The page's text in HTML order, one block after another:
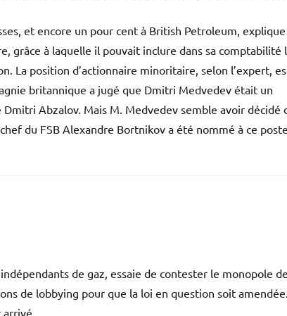
et encore un pour cent à British Petroleum,
grâce à laquelle il pouvait inclure dans sa comptabilité
La position d’actionnaire minoritaire, selon l’expert,
britannique a jugé que Dmitri Medvedev était un
Abzalov. Mais M. Medvedev semble avoir décidé
du FSB Alexandre Bortnikov a été nommé à ce
de gaz, essaie de contester le monopole
de lobbying pour que la loi en question soit